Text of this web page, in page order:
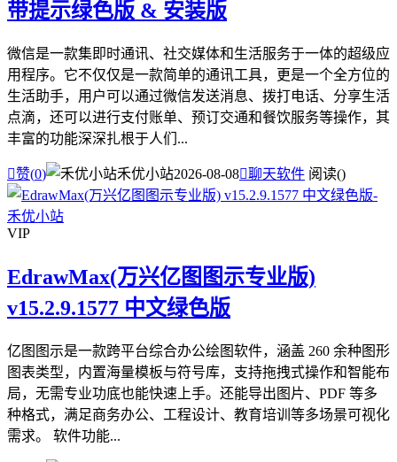
带提示绿色版 & 安装版
微信是一款集即时通讯、社交媒体和生活服务于一体的超级应
用程序。它不仅仅是一款简单的通讯工具，更是一个全方位的
生活助手，用户可以通过微信发送消息、拨打电话、分享生活
点滴，还可以进行支付账单、预订交通和餐饮服务等操作，其
丰富的功能深深扎根于人们...
赞(0) 禾优小站2026-08-08聊天软件 阅读()
VIP
EdrawMax(万兴亿图图示专业版)
v15.2.9.1577 中文绿色版
亿图图示是一款跨平台综合办公绘图软件，涵盖 260 余种图形
图表类型，内置海量模板与符号库，支持拖拽式操作和智能布
局，无需专业功底也能快速上手。还能导出图片、PDF 等多
种格式，满足商务办公、工程设计、教育培训等多场景可视化
需求。 软件功能...